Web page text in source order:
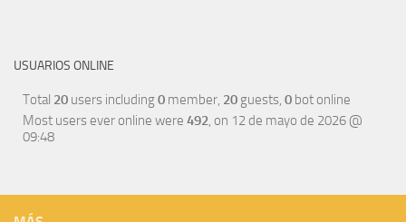
USUARIOS ONLINE
Total 20 users including0 member, 20 guests, 0 bot online
Most users ever online were 492, on 12 de mayo de 2026 @
09:48